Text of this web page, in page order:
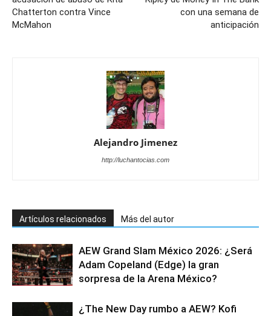
Chatterton contra Vince
McMahon
con una semana de
anticipación
Alejandro Jimenez
http://luchantocias.com
Artículos relacionados Más del autor
AEW Grand Slam México 2026: ¿Será
Adam Copeland (Edge) la gran
sorpresa de la Arena México?
¿The New Day rumbo a AEW? Kofi